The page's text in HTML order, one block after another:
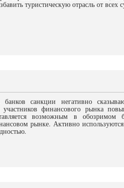
туристическую отрасль от
санкции негативно
участников финансового рынка
возможным в
рынке. Активно